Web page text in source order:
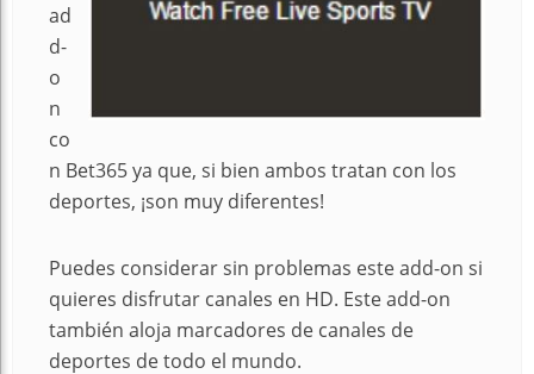
ad
d-
o
n
co
n Bet365 ya que, si bien ambos tratan con los
deportes, ¡son muy diferentes!
Puedes considerar sin problemas este add-on si
quieres disfrutar canales en HD. Este add-on
también aloja marcadores de canales de
deportes de todo el mundo.